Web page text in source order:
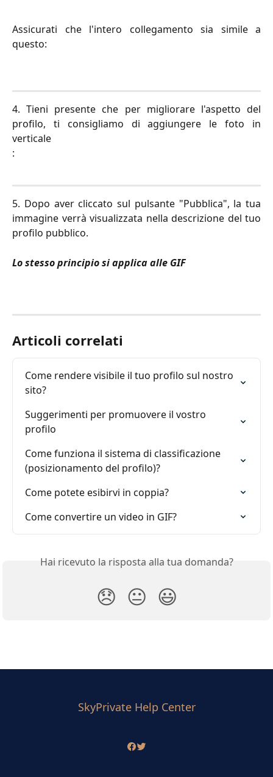
Assicurati che l'intero collegamento sia simile a
questo:
4. Tieni presente che per migliorare l'aspetto del
profilo, ti consigliamo di aggiungere le foto in
verticale
:
5. Dopo aver cliccato sul pulsante "Pubblica", la tua
immagine verrà visualizzata nella descrizione del tuo
profilo pubblico.
Lo stesso principio si applica alle GIF
Articoli correlati
Come rendere visibile il tuo profilo sul nostro
sito?
Suggerimenti per promuovere il vostro
profilo
Come funziona il sistema di classificazione
(posizionamento del profilo)?
Come potete esibirvi in ​​coppia?
Come convertire un video in GIF?
Hai ricevuto la risposta alla tua domanda?
😞 😐 😃
SkyPrivate Help Center